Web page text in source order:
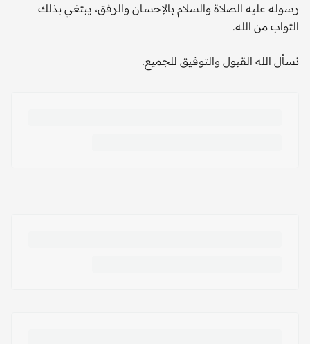
رسوله عليه الصلاة والسلام بالإحسان والرفق، يبتغي بذلك
الثواب من الله.
نسأل الله القبول والتوفيق للجميع.